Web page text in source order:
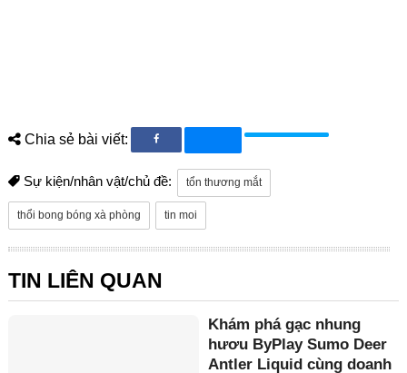
Chia sẻ bài viết:
Sự kiện/nhân vật/chủ đề: tổn thương mắt
thổi bong bóng xà phòng tin moi
TIN LIÊN QUAN
Khám phá gạc nhung
hươu ByPlay Sumo Deer
Antler Liquid cùng doanh